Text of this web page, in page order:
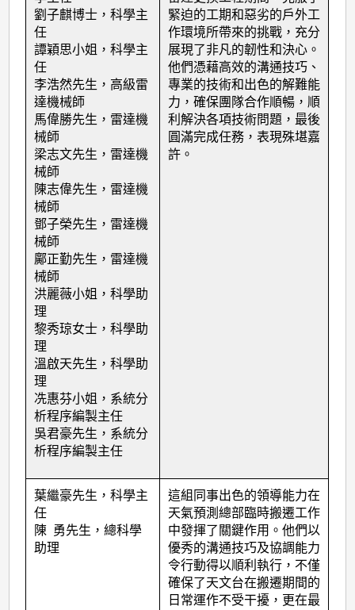
度)劉子麒博士，科學主
任
譚穎思小姐，科學主
任
李浩然先生，高級雷
達機械師
馬偉勝先生，雷達機
械師
梁志文先生，雷達機
械師
陳志偉先生，雷達機
械師
鄧子榮先生，雷達機
械師
鄺正勤先生，雷達機
械師
洪麗薇小姐，科學助
理
黎秀琼女士，科學助
理
溫啟天先生，科學助
理
冼惠芬小姐，系統分
析程序編製主任
吳君豪先生，系統分
析程序編製主任
緊迫的工期和惡劣的戶外工
作環境所帶來的挑戰，充分
展現了非凡的韌性和決心。
他們憑藉高效的溝通技巧、
專業的技術和出色的解難能
力，確保團隊合作順暢，順
利解決各項技術問題，最後
圓滿完成任務，表現殊堪嘉
許。
葉繼豪先生，科學主
任
陳 勇先生，總科學
助理
這組同事出色的領導能力在
天氣預測總部臨時搬遷工作
中發揮了關鍵作用。他們以
優秀的溝通技巧及協調能力
令行動得以順利執行，不僅
確保了天文台在搬遷期間的
日常運作不受干擾，更在最